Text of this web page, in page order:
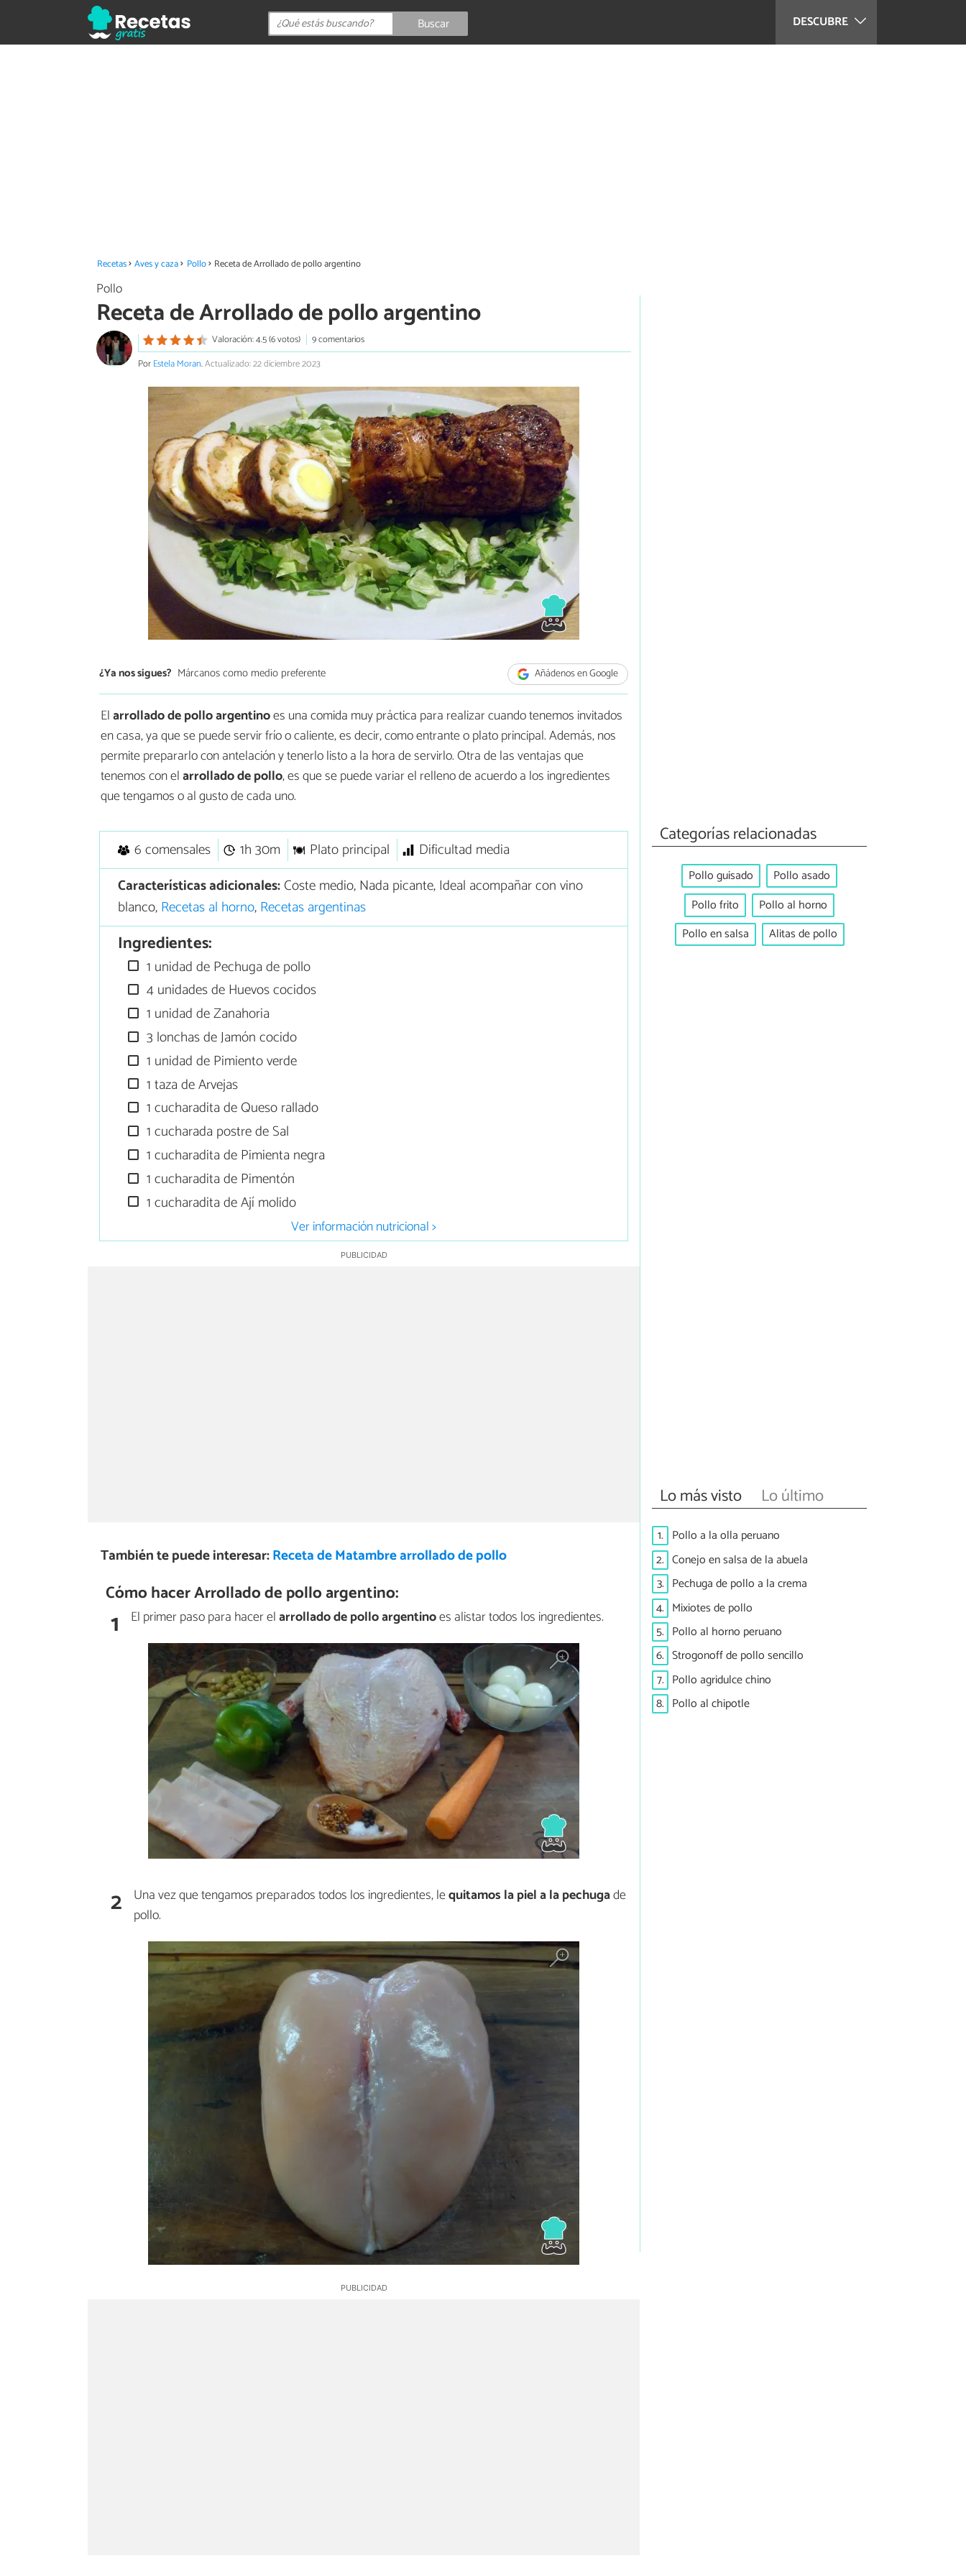
DESCUBRE
Buscar
Recetas Aves y caza Pollo Receta de Arrollado de pollo argentino
Pollo
Receta de Arrollado de pollo argentino
Valoración: 4.5 (6 votos)
9 comentarios
PorEstela Moran.Actualizado: 22 diciembre 2023
¿Ya nos sigues? Márcanos como medio preferente Añádenos en Google
Elarrollado de pollo argentinoes una comida muy práctica para realizar cuando tenemos invitados
en casa, ya que se puede servir frío o caliente, es decir, como entrante o plato principal. Además, nos
permite prepararlo con antelación y tenerlo listo a la hora de servirlo. Otra de las ventajas que
tenemos con elarrollado de pollo, es que se puede variar el relleno de acuerdo a los ingredientes
que tengamos o al gusto de cada uno.
6 comensales 1h 30m Plato principal
Dificultad media
Características adicionales:Coste medio, Nada picante, Ideal acompañar con vino
blanco,Recetas al horno,Recetas argentinas
Ingredientes:
1 unidad de Pechuga de pollo
4 unidades de Huevos cocidos
1 unidad de Zanahoria
3 lonchas de Jamón cocido
1 unidad de Pimiento verde
1 taza de Arvejas
1 cucharadita de Queso rallado
1 cucharada postre de Sal
1 cucharadita de Pimienta negra
1 cucharadita de Pimentón
1 cucharadita de Ají molido
Ver información nutricional >
También te puede interesar:Receta de Matambre arrollado de pollo
Cómo hacer Arrollado de pollo argentino:
1 El primer paso para hacer elarrollado de pollo argentinoes alistar todos los ingredientes.
2 Una vez que tengamos preparados todos los ingredientes, lequitamos la piel a la pechugade
pollo.
Categorías relacionadas
Pollo guisado
Pollo asado
Pollo frito
Pollo al horno
Pollo en salsa
Alitas de pollo
Lo más visto Lo último
1. Pollo a la olla peruano
2. Conejo en salsa de la abuela
3. Pechuga de pollo a la crema
4. Mixiotes de pollo
5. Pollo al horno peruano
6. Strogonoff de pollo sencillo
7. Pollo agridulce chino
8. Pollo al chipotle